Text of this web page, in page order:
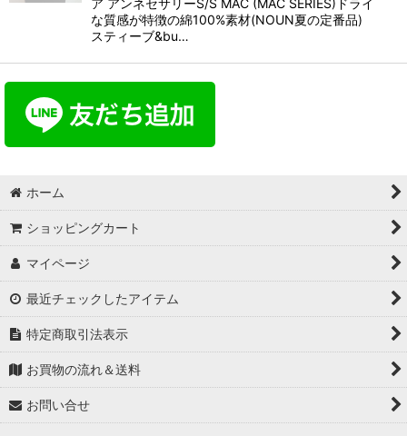
な質感が特徴の綿100%素材(NOUN夏の定番品)
スティーブ&bu…
ホーム
ショッピングカート
マイページ
最近チェックしたアイテム
特定商取引法表示
お買物の流れ＆送料
お問い合せ